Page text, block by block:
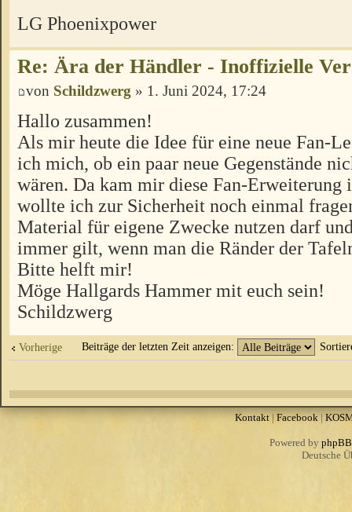
LG Phoenixpower
Re: Ära der Händler - Inoffizielle
von Schildzwerg » 1. Juni 2024, 17:24
Hallo zusammen!
Als mir heute die Idee für eine neue Fan-
ich mich, ob ein paar neue Gegenstände
wären. Da kam mir diese Fan-Erweiterung
wollte ich zur Sicherheit noch einmal
Material für eigene Zwecke nutzen darf
immer gilt, wenn man die Ränder der
Bitte helft mir!
Möge Hallgards Hammer mit euch sein!
Schildzwerg
Vorherige Beiträge der letzten Zeit anzeigen:
Kontakt| Facebook|
Powered by phpBB
Deutsche